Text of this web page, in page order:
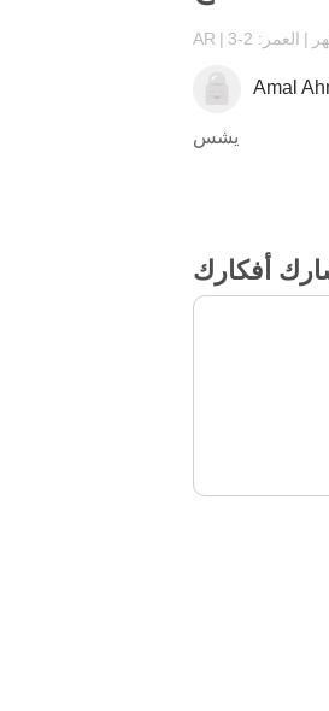
AR العمر: 2-3
Amal
يشس
أفكارك